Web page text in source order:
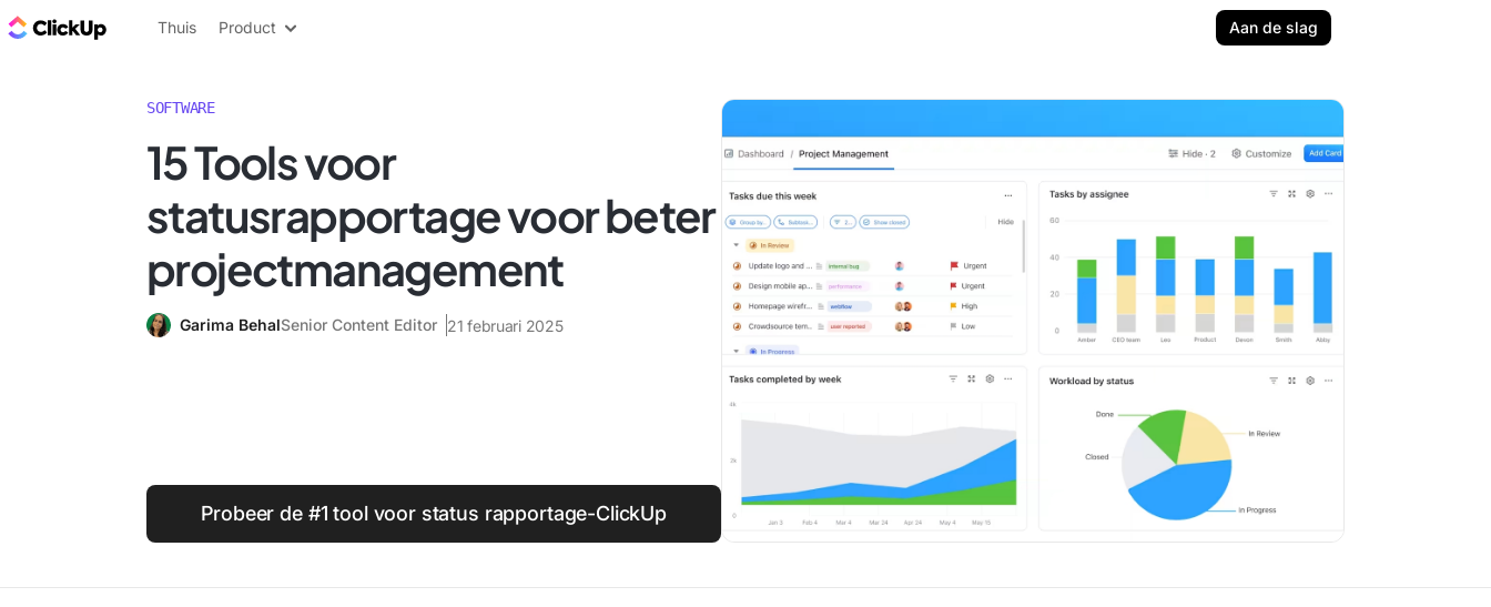
ClickUp Blog
Thuis Product Aan de slag
SOFTWARE
15 Tools voor
statusrapportage voor beter
projectmanagement
Garima BehalSenior Content Editor 21 februari 2025
Probeer de #1 tool voor status rapportage-ClickUp